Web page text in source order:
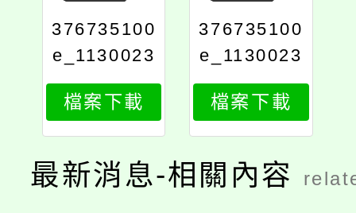
376735100
e_1130023
998_attach
1
檔案下載
376735100
e_1130023
998_print
檔案下載
最新消息-相關內容